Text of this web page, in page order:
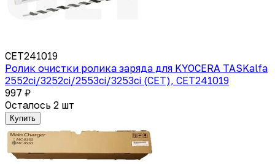
CET241019
Ролик очистки ролика заряда для KYOCERA TASKalfa
2552ci/3252ci/2553ci/3253ci (CET), CET241019
997 ₽
Осталось 2 шт
Купить